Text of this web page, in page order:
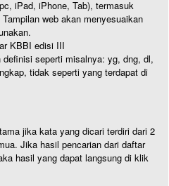
iPad, iPhone, Tab), termasuk
web akan menyesuaikan
KBBI edisi III
seperti misalnya: yg, dng, dl,
tidak seperti yang terdapat di
jika kata yang dicari terdiri dari 2
Jika hasil pencarian dari daftar
hasil yang dapat langsung di klik